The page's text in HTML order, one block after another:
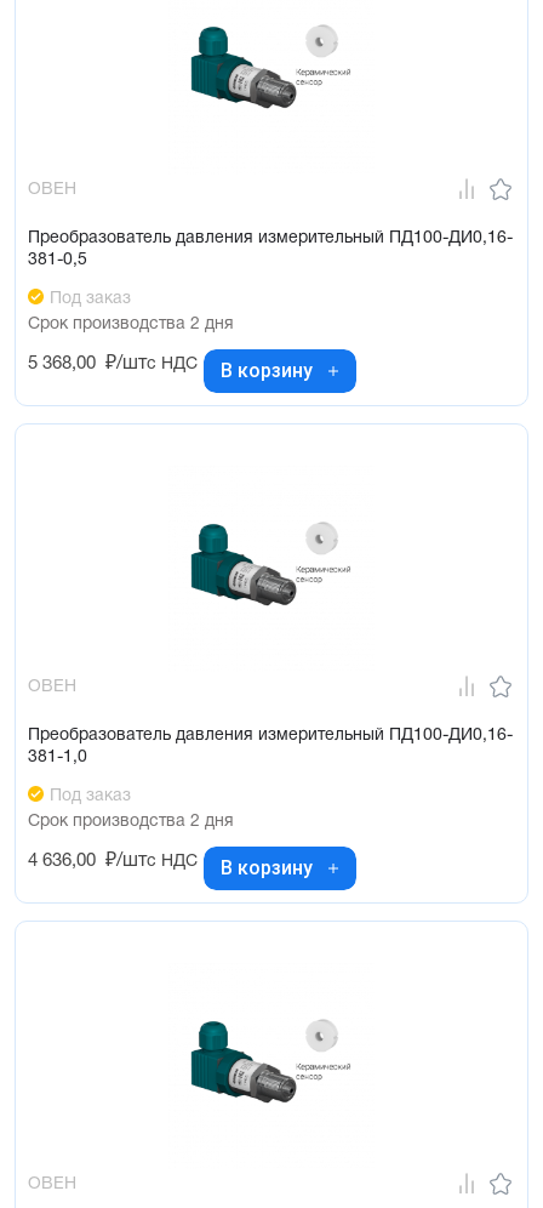
ОВЕН
Преобразователь давления измерительный ПД100-ДИ0,16-
381-0,5
Под заказ
Срок производства 2 дня
5 368,00 ₽/штс НДС В корзину
ОВЕН
Преобразователь давления измерительный ПД100-ДИ0,16-
381-1,0
Под заказ
Срок производства 2 дня
4 636,00 ₽/штс НДС В корзину
ОВЕН